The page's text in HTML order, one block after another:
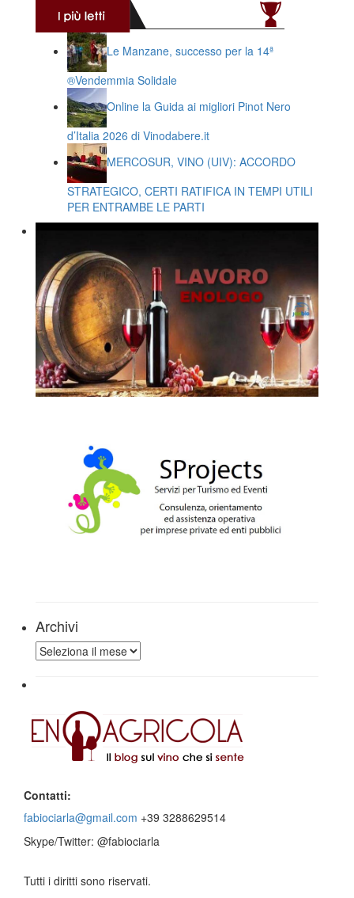
Le Manzane, successo per la 14ª
®️Vendemmia Solidale
Online la Guida ai migliori Pinot Nero
d’Italia 2026 di Vinodabere.it
MERCOSUR, VINO (UIV): ACCORDO
STRATEGICO, CERTI RATIFICA IN TEMPI UTILI
PER ENTRAMBE LE PARTI
Archivi
Archivi
Contatti:
fabiociarla@gmail.com +39 3288629514
Skype/Twitter: @fabiociarla
Tutti i diritti sono riservati.